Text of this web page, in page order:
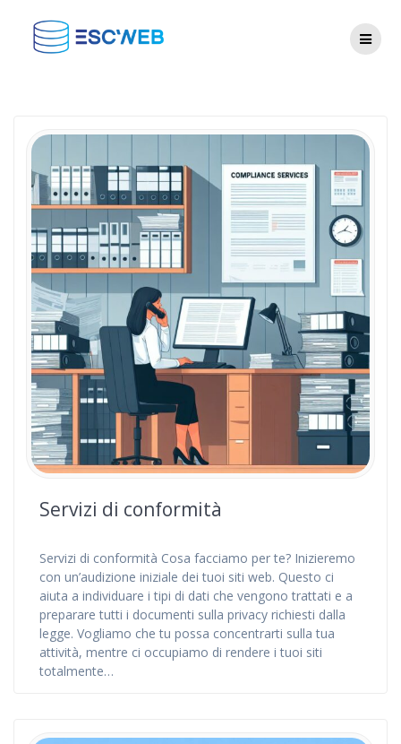
Servizi di conformità
Servizi di conformità Cosa facciamo per te? Inizieremo
con un’audizione iniziale dei tuoi siti web. Questo ci
aiuta a individuare i tipi di dati che vengono trattati e a
preparare tutti i documenti sulla privacy richiesti dalla
legge. Vogliamo che tu possa concentrarti sulla tua
attività, mentre ci occupiamo di rendere i tuoi siti
totalmente…